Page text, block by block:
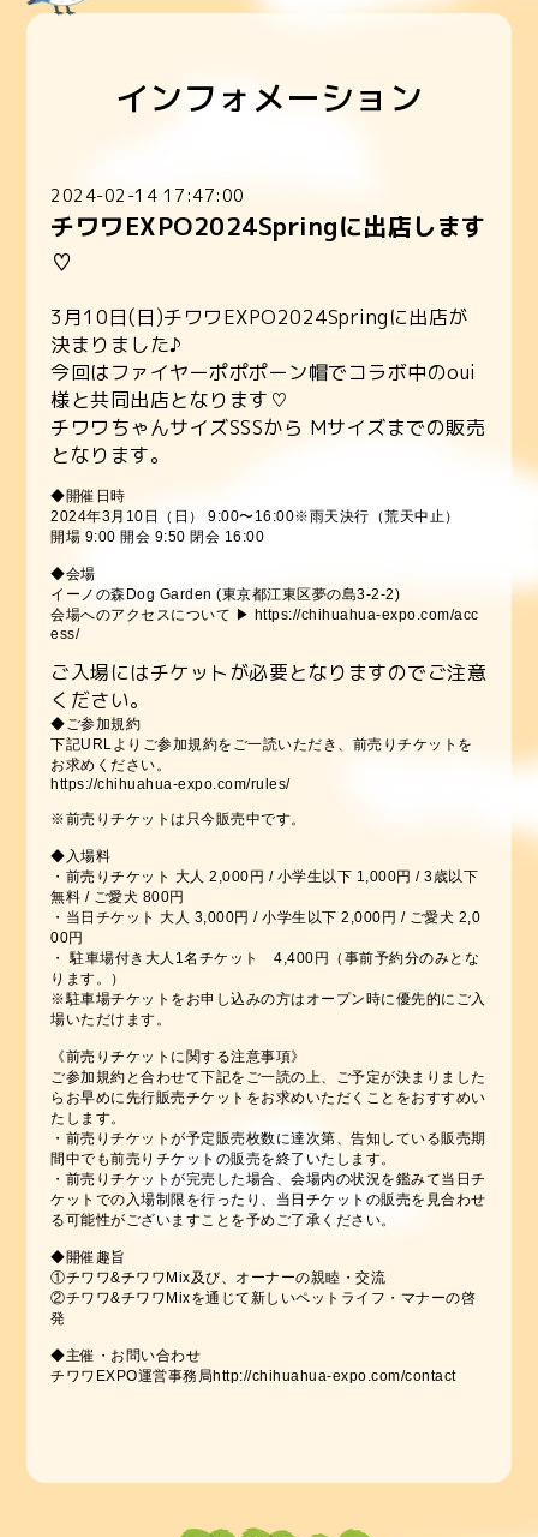
インフォメーション
2024-02-14 17:47:00
チワワEXPO2024Springに出店します
♡
3月10日(日)チワワEXPO2024Springに出店が
決まりました♪
今回はファイヤーポポポーン帽でコラボ中のoui
様と共同出店となります♡
チワワちゃんサイズSSSから Mサイズまでの販売
となります。
◆開催日時
2024年3月10日（日） 9:00〜16:00※雨天決行（荒天中止）
開場 9:00 開会 9:50 閉会 16:00
◆会場
イーノの森Dog Garden (東京都江東区夢の島3-2-2)
会場へのアクセスについて ▶︎ https://chihuahua-expo.com/acc
ess/
ご入場にはチケットが必要となりますのでご注意
ください。
◆ご参加規約
下記URLよりご参加規約をご一読いただき、前売りチケットを
お求めください。
https://chihuahua-expo.com/rules/
※前売りチケットは只今販売中です。
◆入場料
・前売りチケット 大人 2,000円 / 小学生以下 1,000円 / 3歳以下
無料 / ご愛犬 800円
・当日チケット 大人 3,000円 / 小学生以下 2,000円 / ご愛犬 2,0
00円
・ 駐車場付き大人1名チケット 4,400円（事前予約分のみとな
ります。）
※駐車場チケットをお申し込みの方はオープン時に優先的にご入
場いただけます。
《前売りチケットに関する注意事項》
ご参加規約と合わせて下記をご一読の上、ご予定が決まりました
らお早めに先行販売チケットをお求めいただくことをおすすめい
たします。
・前売りチケットが予定販売枚数に達次第、告知している販売期
間中でも前売りチケットの販売を終了いたします。
・前売りチケットが完売した場合、会場内の状況を鑑みて当日チ
ケットでの入場制限を行ったり、当日チケットの販売を見合わせ
る可能性がございますことを予めご了承ください。
◆開催趣旨
①チワワ&チワワMix及び、オーナーの親睦・交流
②チワワ&チワワMixを通じて新しいペットライフ・マナーの啓
発
◆主催・お問い合わせ
チワワEXPO運営事務局http://chihuahua-expo.com/contact